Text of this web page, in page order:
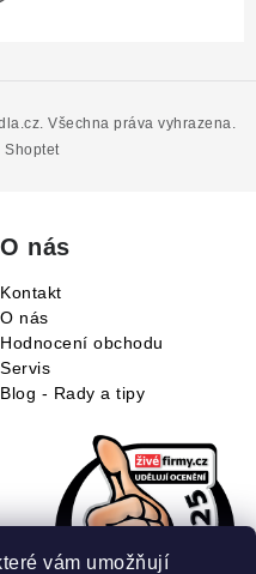
vám umožňují
Shoptet
. Všechna práva vyhrazena.
O nás
Kontakt
O nás
Hodnocení obchodu
Servis
Blog - Rady a tipy